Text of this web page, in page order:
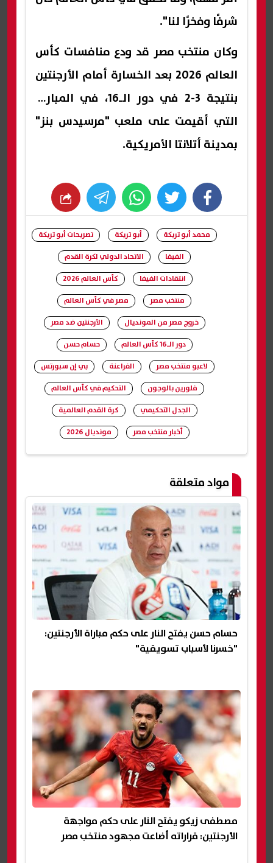
شرفًا وفخرًا لنا".
وكان منتخب مصر قد ودع منافسات كأس
العالم 2026 بعد الخسارة أمام الأرجنتين
بنتيجة 3-2 في دور الـ16، في المباراة
التي أقيمت على ملعب "مرسيدس بنز"
بمدينة أتلانتا الأمريكية.
facebook
twitter
whats
شارك
محمد أبو تريكة أبو تريكة
تصريحات أبو تريكة
الفيفا
الاتحاد الدولي لكرة القدم
انتقادات الفيفا
كأس العالم 2026
منتخب مصر
مصر في كأس العالم
خروج مصر من المونديال
الأرجنتين ضد مصر
دور الـ16 كأس العالم
حسام حسن
لاعبو منتخب مصر
الفراعنة
بي إن سبورتس
فلورين بالوجون
التحكيم في كأس العالم
الجدل التحكيمي
كرة القدم العالمية
أخبار منتخب مصر
مونديال 2026
مواد متعلقة
حسام حسن يفتح النار على حكم مباراة الأرجنتين:
"خسرنا لأسباب تسويقية"
مصطفى زيكو يفتح النار على حكم مواجهة
الأرجنتين: قراراته أضاعت مجهود منتخب مصر